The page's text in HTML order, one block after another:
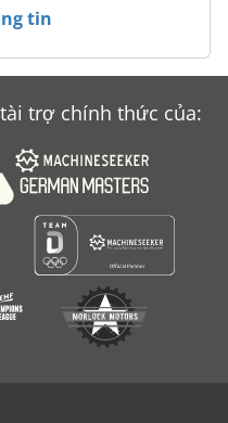
tin
trợ chính thức của: